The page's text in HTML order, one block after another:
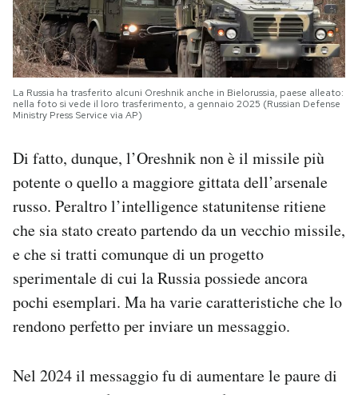
La Russia ha trasferito alcuni Oreshnik anche in Bielorussia, paese alleato:
nella foto si vede il loro trasferimento, a gennaio 2025 (Russian Defense
Ministry Press Service via AP)
Di fatto, dunque, l’Oreshnik non è il missile più
potente o quello a maggiore gittata dell’arsenale
russo. Peraltro l’intelligence statunitense ritiene
che sia stato creato partendo da un vecchio missile,
e che si tratti comunque di un progetto
sperimentale di cui la Russia possiede ancora
pochi esemplari. Ma ha varie caratteristiche che lo
rendono perfetto per inviare un messaggio.
Nel 2024 il messaggio fu di aumentare le paure di